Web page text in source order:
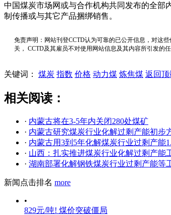
中国煤炭市场网或与合作机构共同发布的全部
制传播或与其它产品捆绑销售。
免责声明：网站刊登CCTD认为可靠的已公开信息，对这
关， CCTD及其雇员不对使用网站信息及其内容所引发的
关键词： 煤炭 指数 价格 动力煤 炼焦煤 返回顶
相关阅读：
· 内蒙古将在3-5年内关闭280处煤矿
· 内蒙古研究煤炭行业化解过剩产能初步
· 内蒙古用3到5年化解煤炭行业过剩产能
· 山西：扎实推进煤炭行业化解过剩产能
· 湖南部署化解钢铁煤炭行业过剩产能等
新闻点击排名 more
•
829元/吨! 煤价突破僵局